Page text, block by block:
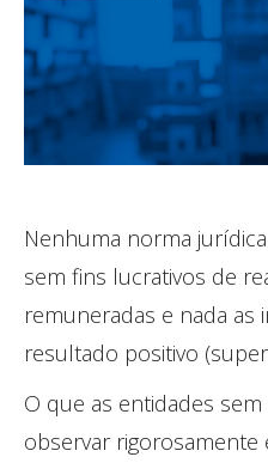
Nenhuma norma
sem fins lucrativos de
remuneradas e nada as
resultado positivo
O que as entidades
observar rigorosamente